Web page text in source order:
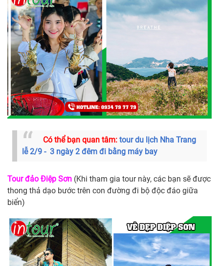
Có thể bạn quan tâm: tour du lịch Nha Trang
lễ 2/9 - 3 ngày 2 đêm đi bằng máy bay
Tour đảo Điệp Sơn (Khi tham gia tour này, các bạn sẽ được
thong thả dạo bước trên con đường đi bộ độc đáo giữa
biển)